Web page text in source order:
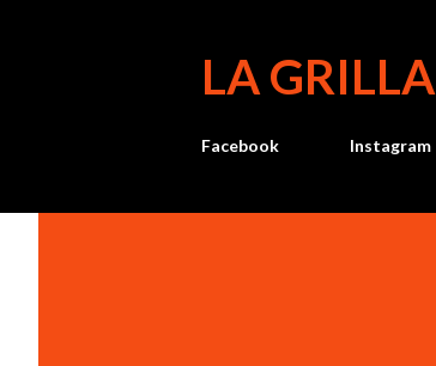
LA GRILLA
Facebook Instagram